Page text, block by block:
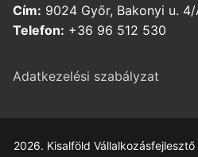
Cím: 9024 Győr, Bakonyi u. 4/
Telefon: +36 96 512 530
Adatkezelési szabályzat
2026. Kisalföld